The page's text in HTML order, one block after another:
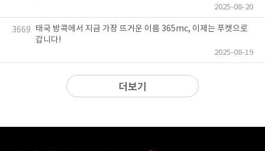
2025-08-20
3669
태국 방콕에서 지금 가장 뜨거운 이름 365mc, 이제는 푸켓으로
갑니다!
2025-08-19
더보기